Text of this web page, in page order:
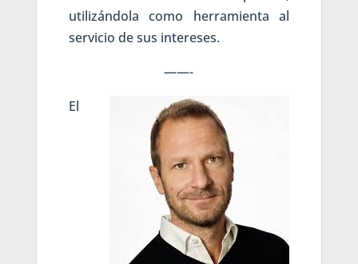
utilizándola como herramienta al
servicio de sus intereses.
——-
El